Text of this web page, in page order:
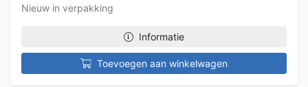
Nieuw in verpakking
Informatie
Toevoegen aan winkelwagen